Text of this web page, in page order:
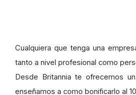
Cualquiera que tenga una
tanto a nivel profesional como
Desde Britannia te ofrecemos
enseñamos a como bonificarlo al